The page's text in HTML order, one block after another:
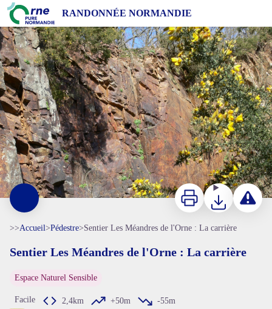
RANDONNÉE NORMANDIE
Sentier Les Méandres de l'Orne : La carrière
Voir l'image en plein écran
ImprimerTéléchargerSignaler
>>Accueil>Pédestre>Sentier Les Méandres de l'Orne : La carrière
Sentier Les Méandres de l'Orne : La carrière
Espace Naturel Sensible
Facile 2,4km +50m
-55m